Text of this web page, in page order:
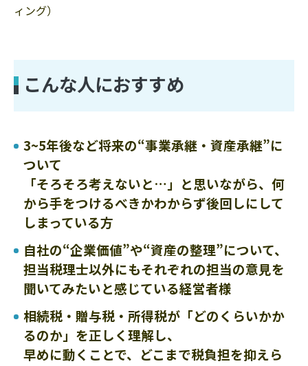
ィング）
こんな人におすすめ
3~5年後など将来の“事業承継・資産承継”に
ついて
「そろそろ考えないと…」と思いながら、何
から手をつけるべきかわからず後回しにして
しまっている方
自社の“企業価値”や“資産の整理”について、
担当税理士以外にもそれぞれの担当の意見を
聞いてみたいと感じている経営者様
相続税・贈与税・所得税が「どのくらいかか
るのか」を正しく理解し、
早めに動くことで、どこまで税負担を抑えら